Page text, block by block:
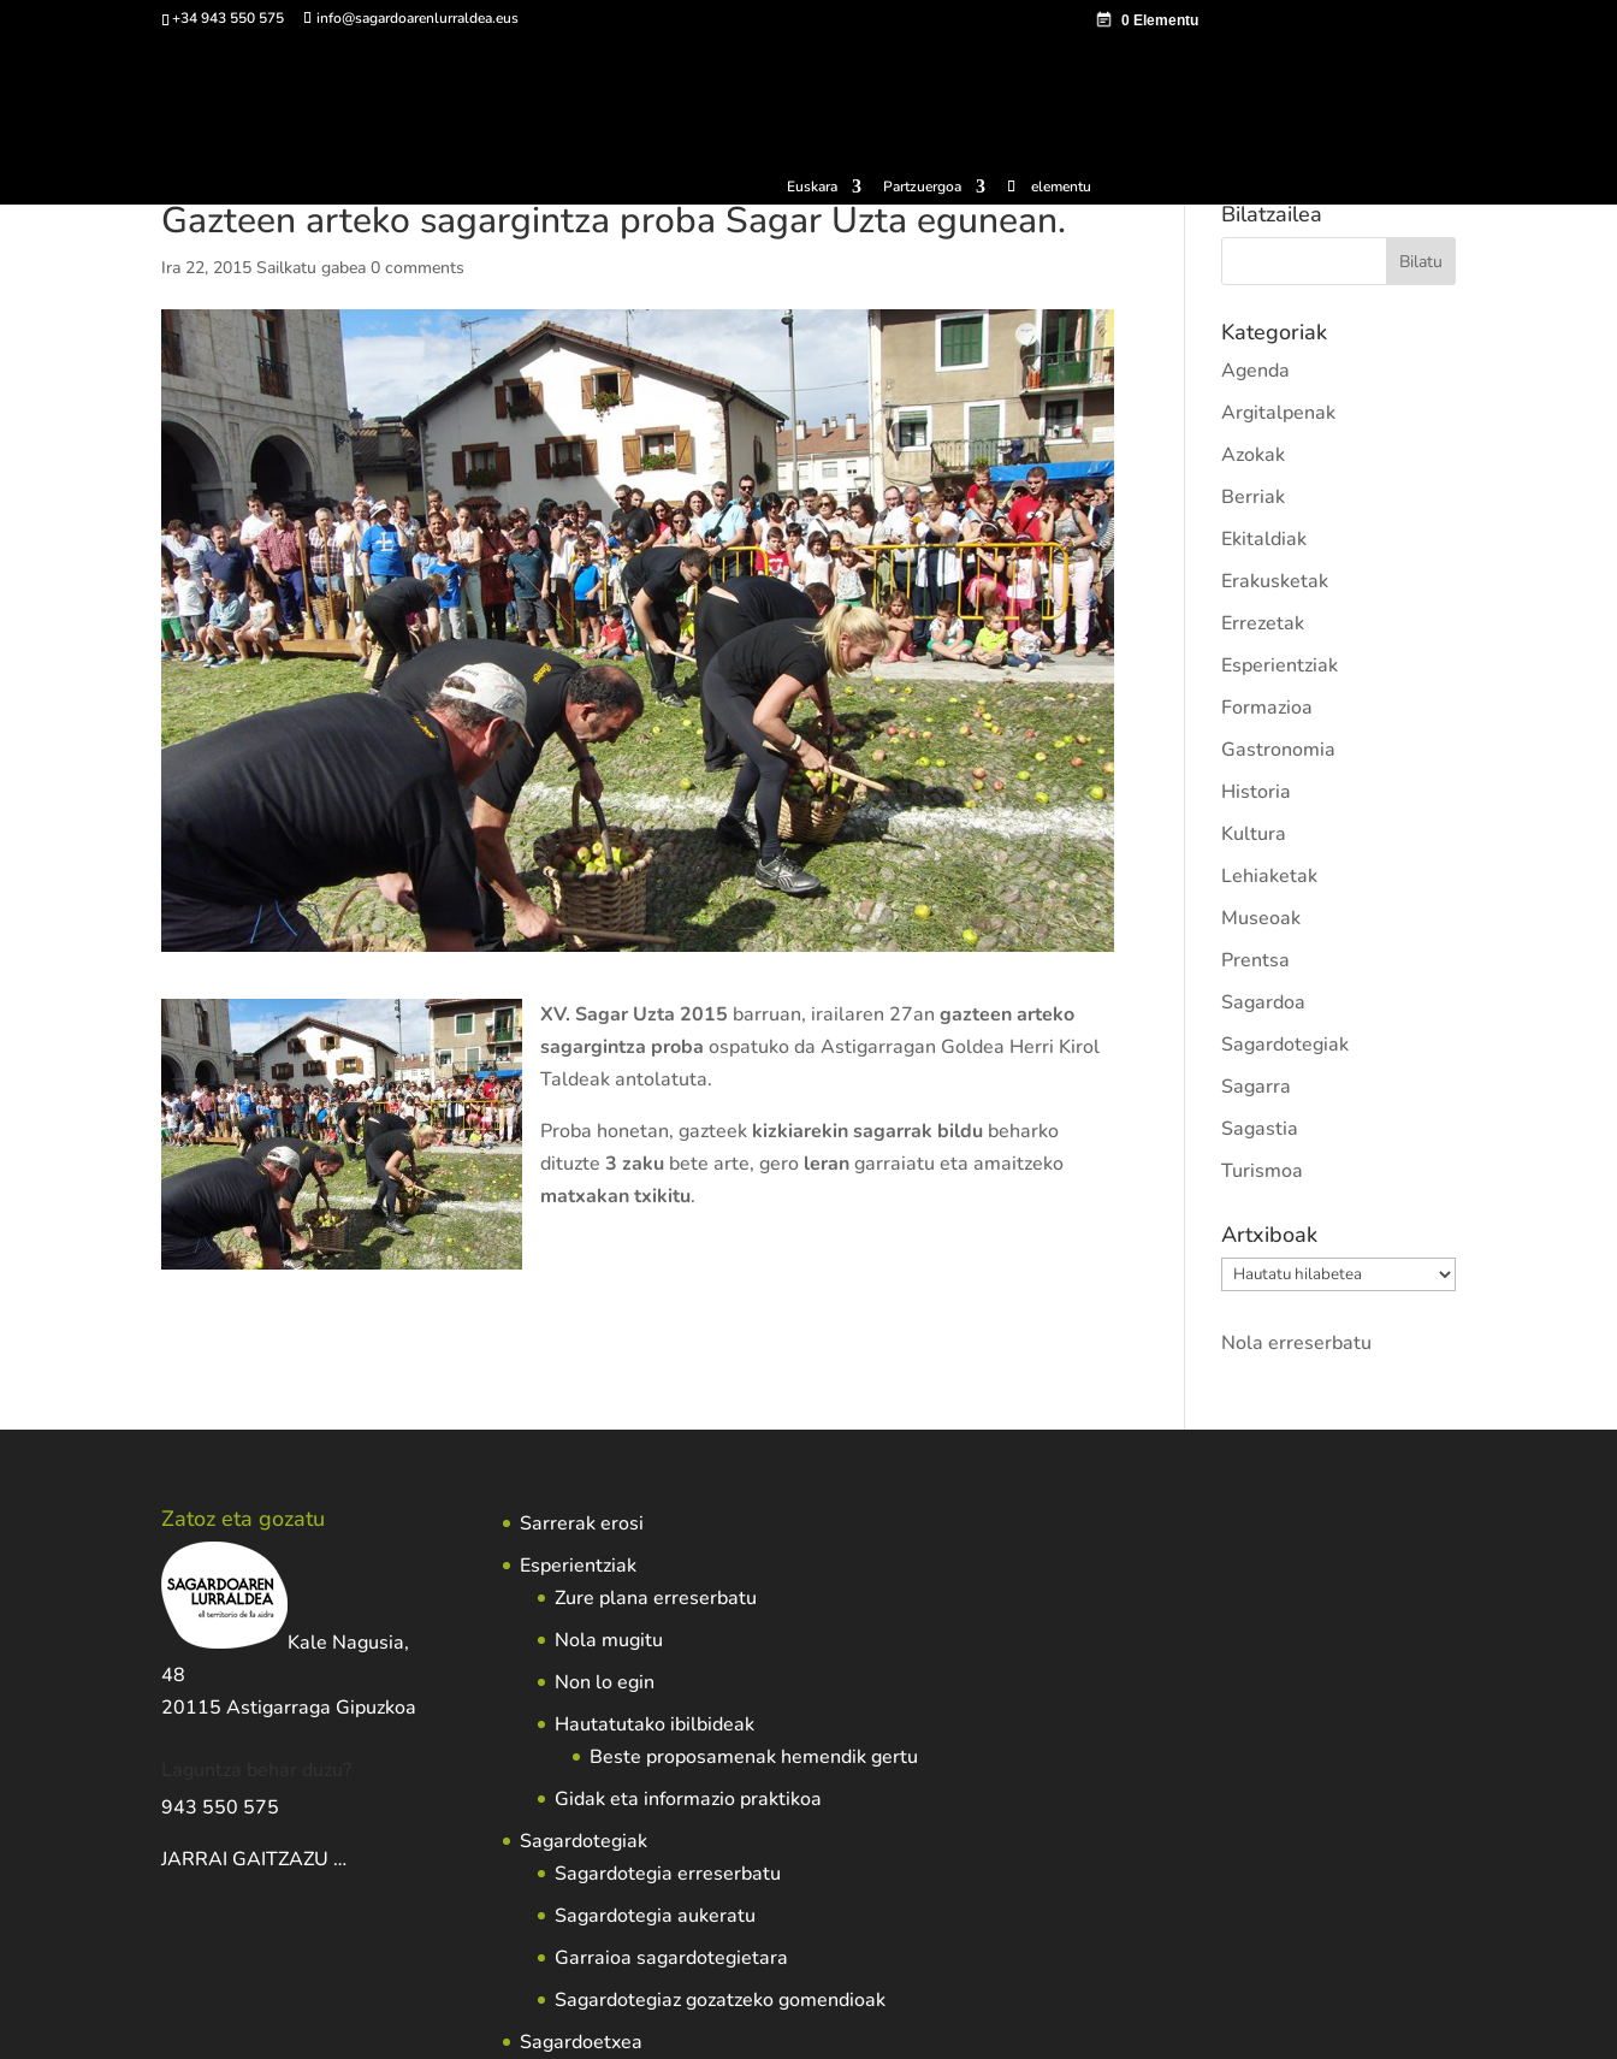
+34 943 550 575 info@sagardoarenlurraldea.eus
Euskara Partzuergoa elementu
Gazteen arteko sagargintza proba Sagar Uzta egunean.
Ira 22, 2015 Sailkatu gabea 0 comments
XV. Sagar Uzta 2015 barruan, irailaren 27angazteen arteko
sagargintza proba ospatuko da Astigarragan Goldea Herri Kirol
Taldeak antolatuta.
Proba honetan, gazteek kizkiarekin sagarrak bildu beharko
dituzte3 zaku bete arte, gero lerangarraiatu eta amaitzeko
matxakan txikitu.
Bilatzailea
Kategoriak
Agenda
Argitalpenak
Azokak
Berriak
Ekitaldiak
Erakusketak
Errezetak
Esperientziak
Formazioa
Gastronomia
Historia
Kultura
Lehiaketak
Museoak
Prentsa
Sagardoa
Sagardotegiak
Sagarra
Sagastia
Turismoa
Artxiboak
Artxiboak
Nola erreserbatu
Zatoz eta gozatu
Kale Nagusia,
48
20115 Astigarraga Gipuzkoa
943 550 575
JARRAI GAITZAZU …
Sarrerak erosi
Esperientziak
Zure plana erreserbatu
Nola mugitu
Non lo egin
Hautatutako ibilbideak
Beste proposamenak hemendik gertu
Gidak eta informazio praktikoa
Sagardotegiak
Sagardotegia erreserbatu
Sagardotegia aukeratu
Garraioa sagardotegietara
Sagardotegiaz gozatzeko gomendioak
Sagardoetxea